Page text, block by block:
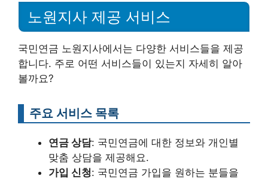
노원지사 제공 서비스
국민연금 노원지사에서는 다양한 서비스들을 제공
합니다. 주로 어떤 서비스들이 있는지 자세히 알아
볼까요?
주요 서비스 목록
연금 상담: 국민연금에 대한 정보와 개인별
맞춤 상담을 제공해요.
가입 신청: 국민연금 가입을 원하는 분들을